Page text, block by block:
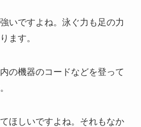
いですよね。泳ぐ力も足の力
ます。
の機器のコードなどを登って
ほしいですよね。それもなか